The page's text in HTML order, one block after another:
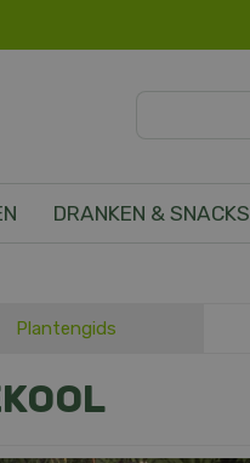
DRANKEN & SNACKS
Plantengids